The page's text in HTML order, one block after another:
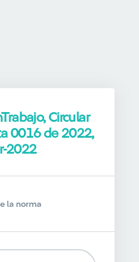
Circular
0016 de 2022,
2022
la norma